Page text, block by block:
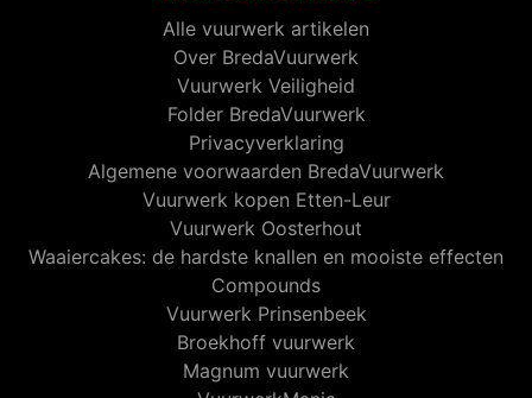
Alle vuurwerk artikelen
Over BredaVuurwerk
Vuurwerk Veiligheid
Folder BredaVuurwerk
Privacyverklaring
Algemene voorwaarden BredaVuurwerk
Vuurwerk kopen Etten-Leur
Vuurwerk Oosterhout
Waaiercakes: de hardste knallen en mooiste effecten
Compounds
Vuurwerk Prinsenbeek
Broekhoff vuurwerk
Magnum vuurwerk